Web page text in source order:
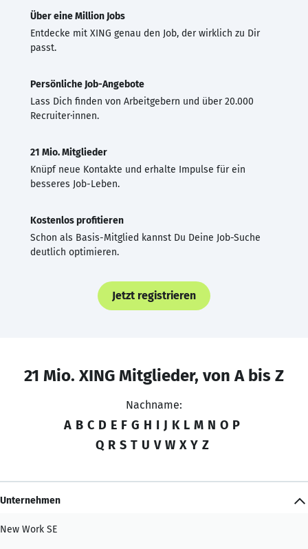
Über eine Million Jobs
Entdecke mit XING genau den Job, der wirklich zu Dir
passt.
Persönliche Job-Angebote
Lass Dich finden von Arbeitgebern und über 20.000
Recruiter·innen.
21 Mio. Mitglieder
Knüpf neue Kontakte und erhalte Impulse für ein
besseres Job-Leben.
Kostenlos profitieren
Schon als Basis-Mitglied kannst Du Deine Job-Suche
deutlich optimieren.
Jetzt registrieren
21 Mio. XING Mitglieder, von A bis Z
Nachname:
A B C D E F G H I J K L M N O P
Q R S T U V W X Y Z
Unternehmen
New Work SE